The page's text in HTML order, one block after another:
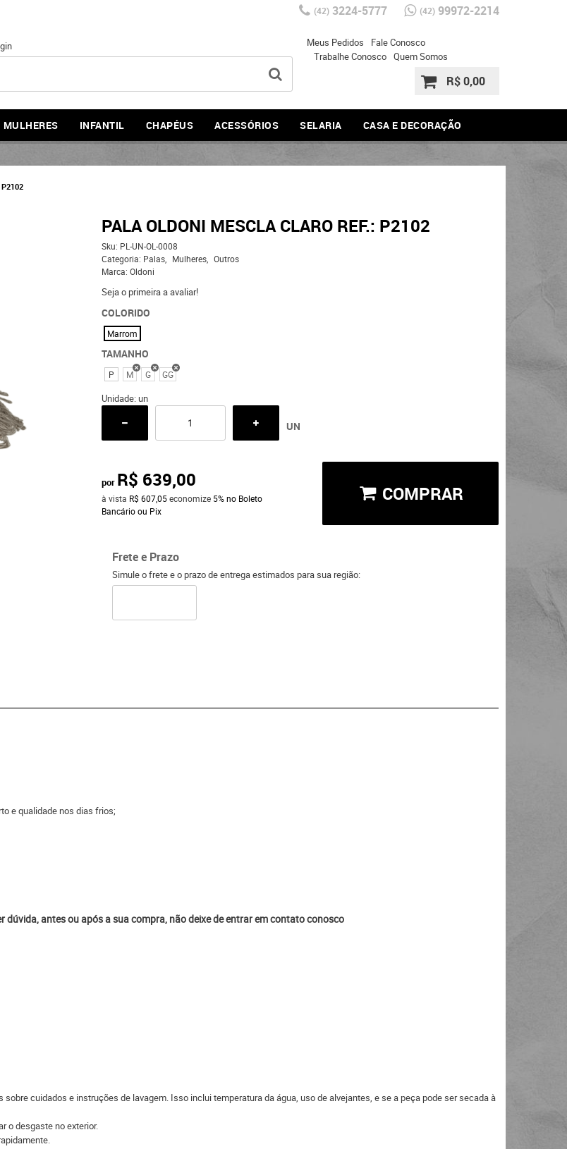
(42)3224-5777 (42)99972-2214
Meus Pedidos
Fale Conosco
Trabalhe Conosco Quem Somos
R$ 0,00
MULHERES INFANTIL CHAPÉUS ACESSÓRIOS SELARIA CASA E DECORAÇÃO
P2102
PALA OLDONI MESCLA CLARO REF.: P2102
Sku: PL-UN-OL-0008
Categoria: Palas Mulheres
Outros
Marca: Oldoni
Seja o primeira a avaliar!
COLORIDO
Marrom
TAMANHO
P M G GG
Unidade: un
UN
por R$ 639,00
à vista R$ 607,05economize 5% no Boleto
Bancário ou Pix
COMPRAR
Frete e Prazo
Simule o frete e o prazo de entrega estimados para sua região:
e qualidade nos dias frios;
antes ou após a sua compra, não deixe de entrar em contato conosco
cuidados e instruções de lavagem. Isso inclui temperatura da água, uso de alvejantes, e se a peça pode ser secada à
o desgaste no exterior.